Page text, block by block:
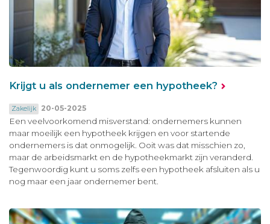
Krijgt u als ondernemer een hypotheek?
Zakelijk 20-05-2025
Een veelvoorkomend misverstand: ondernemers kunnen
maar moeilijk een hypotheek krijgen en voor startende
ondernemers is dat onmogelijk. Ooit was dat misschien zo,
maar de arbeidsmarkt en de hypotheekmarkt zijn veranderd.
Tegenwoordig kunt u soms zelfs een hypotheek afsluiten als u
nog maar een jaar ondernemer bent.